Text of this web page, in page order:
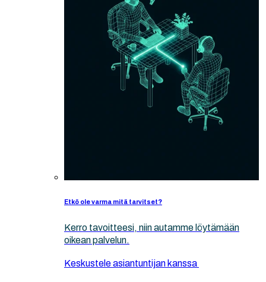
Etkö ole varma mitä tarvitset?
Kerro tavoitteesi, niin autamme löytämään
oikean palvelun.
Keskustele asiantuntijan kanssa